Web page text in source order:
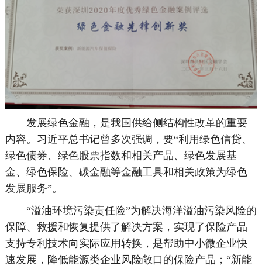
发展绿色金融，是我国供给侧结构性改革的重要
内容。习近平总书记曾多次强调，要“利用绿色信贷、
绿色债券、绿色股票指数和相关产品、绿色发展基
金、绿色保险、碳金融等金融工具和相关政策为绿色
发展服务”。
“溢油环境污染责任险”为解决海洋溢油污染风险的
保障、救援和恢复提供了解决方案，实现了保险产品
支持专利技术向实际应用转换，是帮助中小微企业快
速发展，降低能源类企业风险敞口的保险产品；“新能